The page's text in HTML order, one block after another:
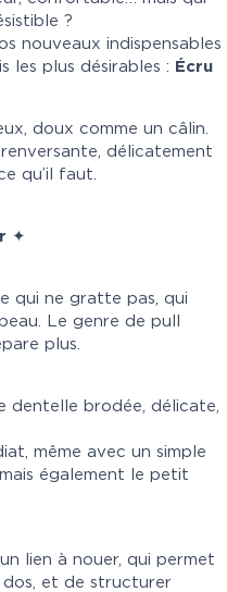
?
nouveaux indispensables
les plus désirables : Écru
doux comme un câlin.
délicatement
qu’il faut.
✦
qui ne gratte pas, qui
Le genre de pull
plus.
dentelle brodée, délicate,
même avec un simple
également le petit
lien à nouer, qui permet
dos, et de structurer